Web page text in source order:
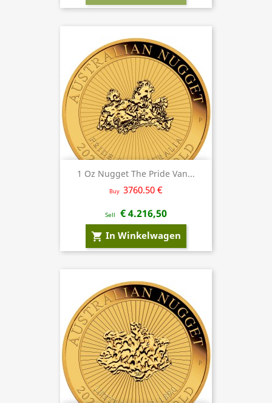
1 Oz Nugget The Pride Van...
Buy 3760.50 €
Sell € 4.216,50
shopping_cart In Winkelwagen